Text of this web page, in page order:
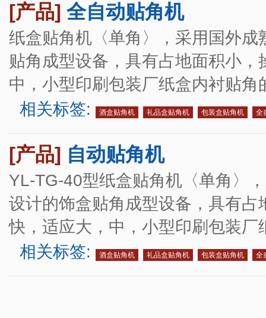
[产品] 全自动贴角机
纸盒贴角机〈单角〉，采用国外
贴角成型设备，具有占地面积小
中，小型印刷包装厂纸盒内衬贴角
相关标签:
酒盒贴角机 礼品盒贴角机 包装盒贴角机 全
[产品] 自动贴角机
YL-TG-40型纸盒贴角机〈单角〉
设计的饰盒贴角成型设备，具有
快，适应大，中，小型印刷包装
相关标签:
酒盒贴角机 礼品盒贴角机 包装盒贴角机 全